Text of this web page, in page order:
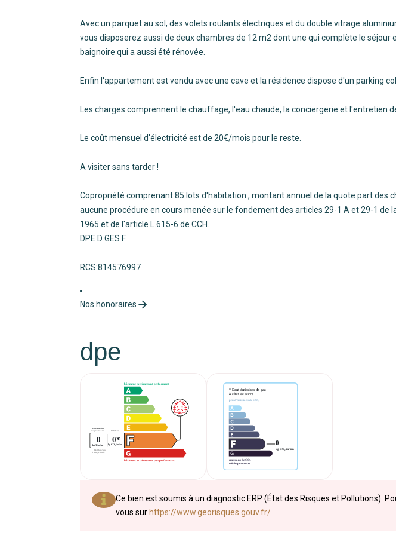
Avec un parquet au sol, des volets roulants électriques et du double vitrage
vous disposerez aussi de deux chambres de 12 m2 dont une qui complète le séjour
baignoire qui a aussi été rénovée.
Enfin l'appartement est vendu avec une cave et la résidence dispose d'un parking
Les charges comprennent le chauffage, l'eau chaude, la conciergerie et l'entretien
Le coût mensuel d'électricité est de 20€/mois pour le reste.
A visiter sans tarder !
Copropriété comprenant 85 lots d'habitation , montant annuel de la quote part des
aucune procédure en cours menée sur le fondement des articles 29-1 A et 29-1 de
1965 et de l'article L.615-6 de CCH.
DPE D GES F
RCS:814576997
Nos honoraires
dpe
Ce bien est soumis à un diagnostic ERP (État des Risques et Pollutions).
vous sur https://www.georisques.gouv.fr/